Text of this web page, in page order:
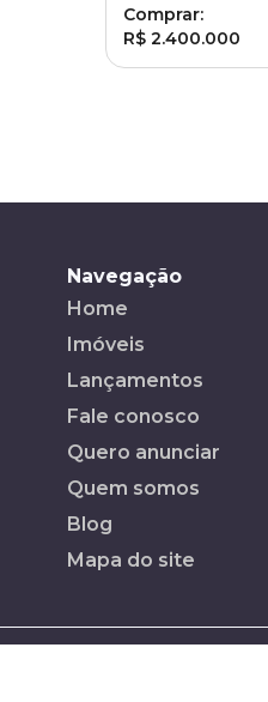
Comprar:
R$ 2.400.000
Navegação
Home
Imóveis
Lançamentos
Fale conosco
Quero anunciar
Quem somos
Blog
Mapa do site